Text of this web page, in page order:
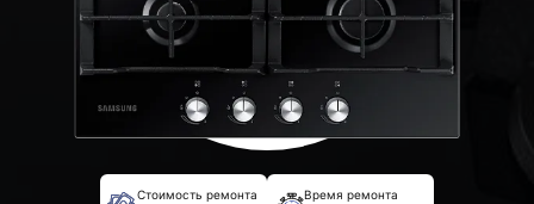
Стоимость ремонта Время ремонта